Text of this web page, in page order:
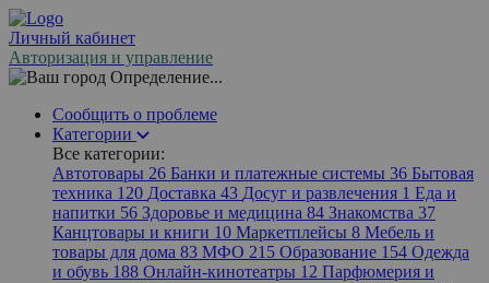
Личный кабинет
Авторизация и управление
Определение...
Сообщить о проблеме
Категории
Все категории:
Автотовары 26 Банки и платежные системы 36 Бытовая
техника 120 Доставка 43 Досуг и развлечения 1 Еда и
напитки 56 Здоровье и медицина 84 Знакомства 37
Канцтовары и книги 10 Маркетплейсы 8 Мебель и
товары для дома 83 МФО 215 Образование 154 Одежда
и обувь 188 Онлайн-кинотеатры 12 Парфюмерия и